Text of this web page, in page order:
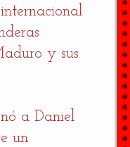
y sus
a Daniel
un